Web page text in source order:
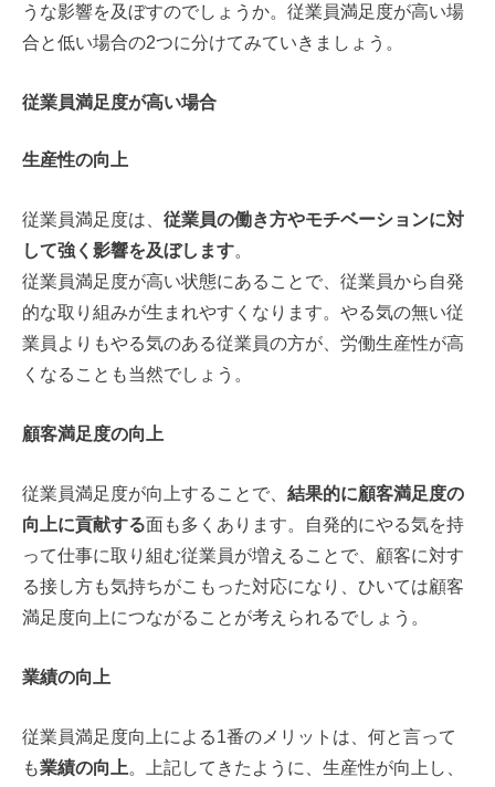
うな影響を及ぼすのでしょうか。従業員満足度が高い場
合と低い場合の2つに分けてみていきましょう。
従業員満足度が高い場合
生産性の向上
従業員満足度は、 従業員の働き方やモチベーションに対
して強く影響を及ぼします。
従業員満足度が高い状態にあることで、従業員から自発
的な取り組みが生まれやすくなります。やる気の無い従
業員よりもやる気のある従業員の方が、労働生産性が高
くなることも当然でしょう。
顧客満足度の向上
従業員満足度が向上することで、 結果的に顧客満足度の
向上に貢献する面も多くあります。自発的にやる気を持
って仕事に取り組む従業員が増えることで、顧客に対す
る接し方も気持ちがこもった対応になり、ひいては顧客
満足度向上につながることが考えられるでしょう。
業績の向上
従業員満足度向上による1番のメリットは、何と言って
も業績の向上。上記してきたように、生産性が向上し、